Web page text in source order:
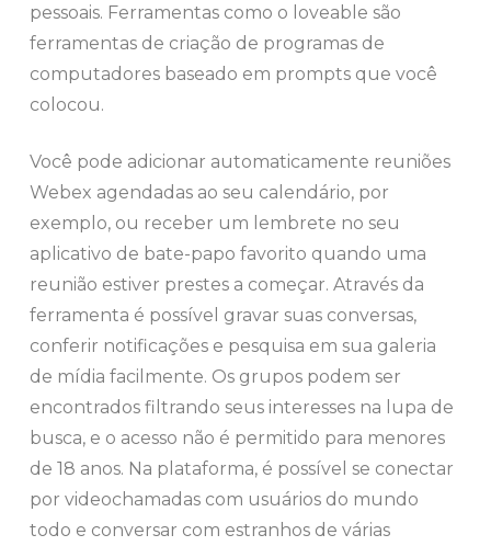
pessoais. Ferramentas como o loveable são
ferramentas de criação de programas de
computadores baseado em prompts que você
colocou.
Você pode adicionar automaticamente reuniões
Webex agendadas ao seu calendário, por
exemplo, ou receber um lembrete no seu
aplicativo de bate-papo favorito quando uma
reunião estiver prestes a começar. Através da
ferramenta é possível gravar suas conversas,
conferir notificações e pesquisa em sua galeria
de mídia facilmente. Os grupos podem ser
encontrados filtrando seus interesses na lupa de
busca, e o acesso não é permitido para menores
de 18 anos. Na plataforma, é possível se conectar
por videochamadas com usuários do mundo
todo e conversar com estranhos de várias